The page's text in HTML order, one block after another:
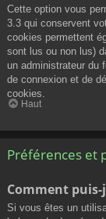
Cette option vous
3.3 qui conservent
cookies permettent
sont lus ou non lus)
un administrateur du
de connexion et de
cookies.
Haut
Préférences et
Comment
Si vous êtes un